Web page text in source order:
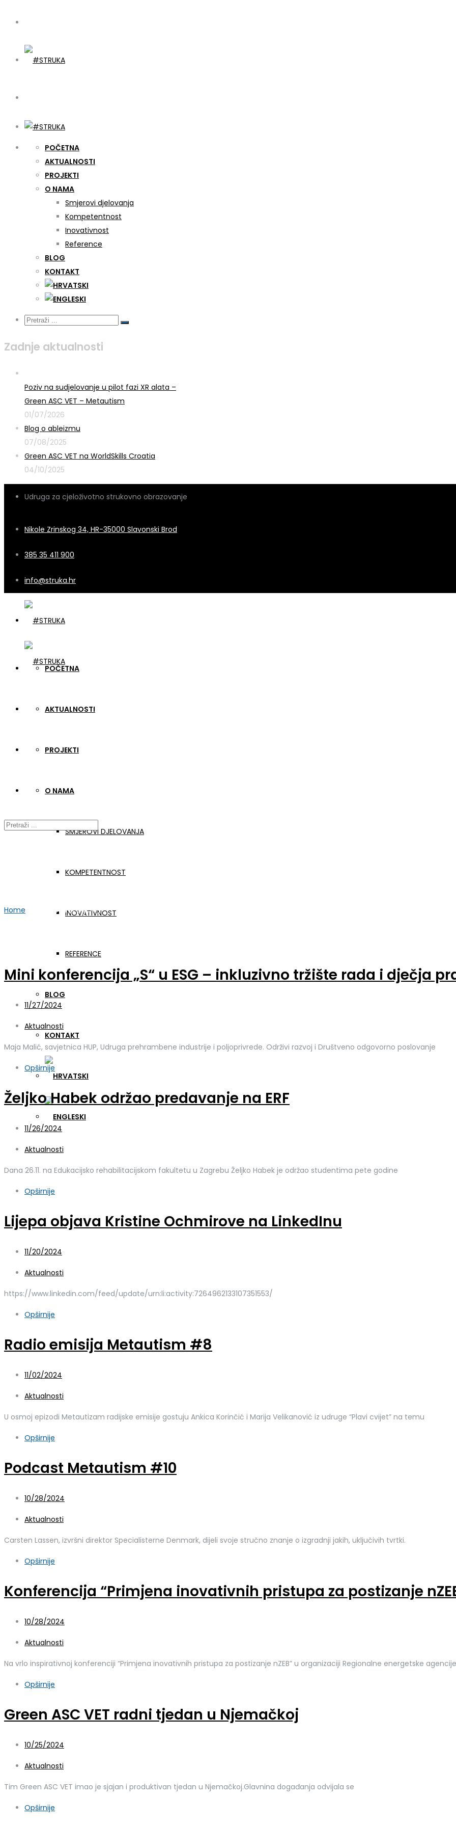
POČETNA
AKTUALNOSTI
PROJEKTI
O NAMA
Smjerovi djelovanja
Kompetentnost
Inovativnost
Reference
BLOG
KONTAKT
Zadnje aktualnosti
Poziv na sudjelovanje u pilot fazi XR alata –
Green ASC VET – Metautism
01/07/2026
Blog o ableizmu
07/08/2025
Green ASC VET na WorldSkills Croatia
04/10/2025
Udruga za cjeloživotno strukovno obrazovanje
Nikole Zrinskog 34, HR-35000 Slavonski Brod
385 35 411 900
info@struka.hr
POČETNA
AKTUALNOSTI
PROJEKTI
O NAMA
SMJEROVI DJELOVANJA
KOMPETENTNOST
INOVATIVNOST
REFERENCE
BLOG
KONTAKT
Home Aktualnosti(Page 4)
Mini konferencija „S“ u ESG – inkluzivno tržište rada i dječja
11/27/2024
Aktualnosti
Maja Malić, savjetnica HUP, Udruga prehrambene industrije i poljoprivrede. Održivi razvoj i Društveno odgovorno poslovanje
Opširnije
Željko Habek održao predavanje na ERF
11/26/2024
Aktualnosti
Dana 26.11. na Edukacijsko rehabilitacijskom fakultetu u Zagrebu Željko Habek je održao studentima pete godine
Opširnije
Lijepa objava Kristine Ochmirove na LinkedInu
11/20/2024
Aktualnosti
https://www.linkedin.com/feed/update/urn:li:activity:7264962133107351553/
Opširnije
Radio emisija Metautism #8
11/02/2024
Aktualnosti
U osmoj epizodi Metautizam radijske emisije gostuju Ankica Korinčić i Marija Velikanović iz udruge “Plavi cvijet” na temu
Opširnije
Podcast Metautism #10
10/28/2024
Aktualnosti
Carsten Lassen, izvršni direktor Specialisterne Denmark, dijeli svoje stručno znanje o izgradnji jakih, uključivih tvrtki.
Opširnije
Konferencija “Primjena inovativnih pristupa za postizanje
10/28/2024
Aktualnosti
Na vrlo inspirativnoj konferenciji “Primjena inovativnih pristupa za postizanje nZEB” u organizaciji Regionalne energetske agencije
Opširnije
Green ASC VET radni tjedan u Njemačkoj
10/25/2024
Aktualnosti
Tim Green ASC VET imao je sjajan i produktivan tjedan u Njemačkoj.Glavnina događanja odvijala se
Opširnije